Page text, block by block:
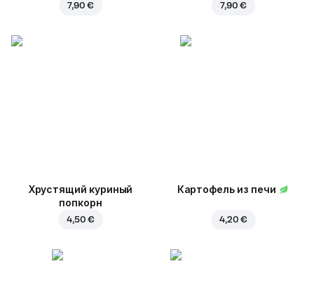
7,90 € 7,90 €
Хрустящий куриный
попкорн
4,50 €
Картофель из печи
4,20 €